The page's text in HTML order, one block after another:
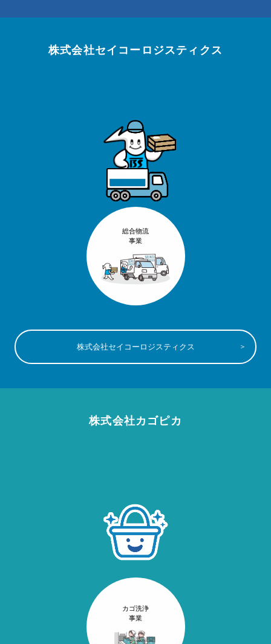
株式会社セイコーロジスティクス
総合物流
事業
株式会社セイコーロジスティクス
株式会社カゴピカ
カゴ洗浄
事業